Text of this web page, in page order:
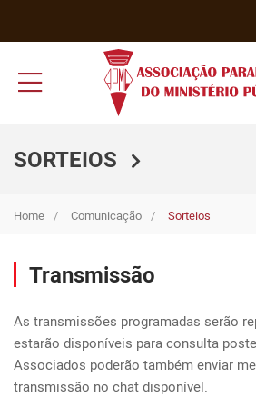
SORTEIOS
Home Comunicação Sorteios
Transmissão
As transmissões programadas serão
estarão disponíveis para consulta
Associados poderão também enviar
transmissão no chat disponível.